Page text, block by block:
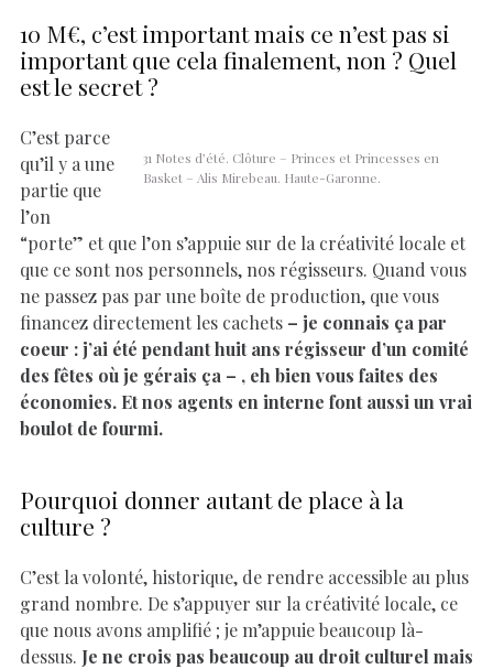
10 M€, c’est important mais ce n’est pas si
important que cela finalement, non ? Quel
est le secret ?
31 Notes d’été. Clôture – Princes et Princesses en
Basket – Alis Mirebeau. Haute-Garonne.
C’est parce
qu’il y a une
partie que
l’on
“porte” et que l’on s’appuie sur de la créativité locale et
que ce sont nos personnels, nos régisseurs. Quand vous
ne passez pas par une boîte de production, que vous
financez directement les cachets – je connais ça par
coeur : j’ai été pendant huit ans régisseur d’un comité
des fêtes où je gérais ça – , eh bien vous faites des
économies. Et nos agents en interne font aussi un vrai
boulot de fourmi.
Pourquoi donner autant de place à la
culture ?
C’est la volonté, historique, de rendre accessible au plus
grand nombre. De s’appuyer sur la créativité locale, ce
que nous avons amplifié ; je m’appuie beaucoup là-
dessus. Je ne crois pas beaucoup au droit culturel mais